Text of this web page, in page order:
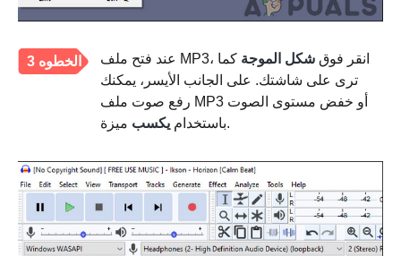
الخطوه 3 عند فتح ملف MP3، انقر فوق شكل الموجة كما
ترى على شاشتك. على الجانب الأيسر، يمكنك
رفع صوت ملف MP3 أو خفض مستوى الصوت
باستخدام يكسب ميزة.